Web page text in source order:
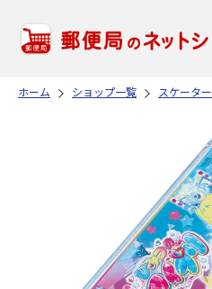
ホーム ショップ一覧 スケーター